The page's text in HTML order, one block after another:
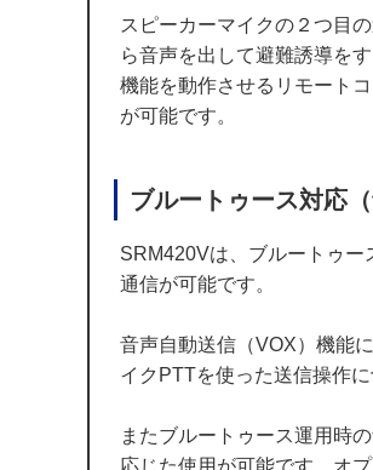
スピーカーマイクの２つ目
ら音声を出して避難誘導を
機能を動作させるリモート
が可能です。
ブルートゥース対応
SRM420Vは、ブルートゥ
通信が可能です。
音声自動送信（VOX）機能
イクPTTを使った送信操作
またブルートゥース運用時
応じた使用が可能です。オ